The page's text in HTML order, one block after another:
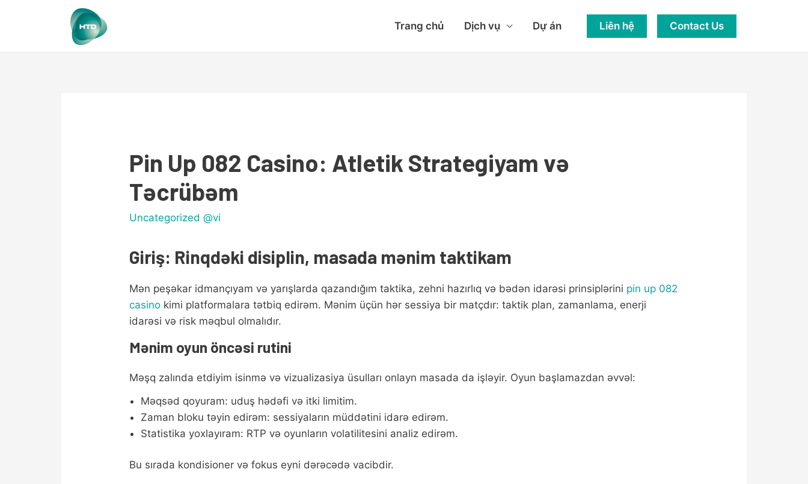
Trang chủ Dịch vụ Dự án Liên hệ Contact Us
Pin Up 082 Casino: Atletik Strategiyam və
Təcrübəm
Uncategorized @vi
Giriş: Rinqdəki disiplin, masada mənim taktikam
Mən peşəkar idmançıyam və yarışlarda qazandığım taktika, zehni hazırlıq və bədən idarəsi prinsiplərini pin up 082
casino kimi platformalara tətbiq edirəm. Mənim üçün hər sessiya bir matçdır: taktik plan, zamanlama, enerji
idarəsi və risk məqbul olmalıdır.
Mənim oyun öncəsi rutini
Məşq zalında etdiyim isinmə və vizualizasiya üsulları onlayn masada da işləyir. Oyun başlamazdan əvvəl:
Məqsəd qoyuram: uduş hədəfi və itki limitim.
Zaman bloku təyin edirəm: sessiyaların müddətini idarə edirəm.
Statistika yoxlayıram: RTP və oyunların volatilitesini analiz edirəm.
Bu sırada kondisioner və fokus eyni dərəcədə vacibdir.